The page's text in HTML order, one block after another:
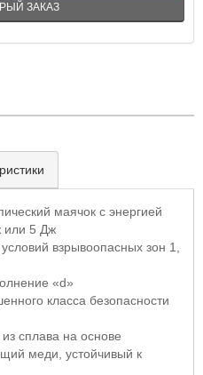
ЗАКАЗ
маячок с энергией
или 5 Дж
взрывоопасных зон 1,
«d»
класса безопасности
сплава на основе
меди, устойчивый к